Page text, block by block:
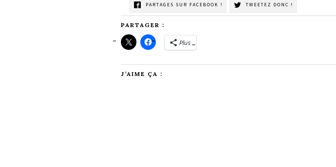
PARTAGES SUR FACEBOOK ! TWEETEZ DONC !
PARTAGER :
Plus
J’AIME ÇA :